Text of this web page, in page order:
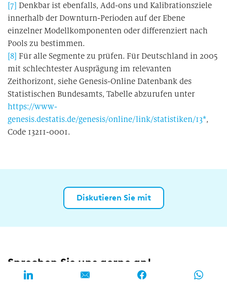
[7] Denkbar ist ebenfalls, Add-ons und Kalibrationsziele
innerhalb der Downturn-Perioden auf der Ebene
einzelner Modellkomponenten oder differenziert nach
Pools zu bestimmen.
[8] Für alle Segmente zu prüfen. Für Deutschland in 2005
mit schlechtester Ausprägung im relevanten
Zeithorizont, siehe Genesis-Online Datenbank des
Statistischen Bundesamts, Tabelle abzurufen unter
https://www-
genesis.destatis.de/genesis/online/link/statistiken/13*,
Code 13211-0001.
Diskutieren Sie mit
Sprechen Sie uns gerne an!